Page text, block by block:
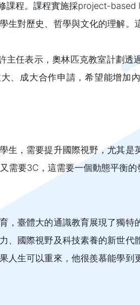
課程。課程實施採project-based
生對歷史、哲學與文化的理解。
主任表示，奧林匹克教室計劃透
、成大合作申請，希望能增加
生，需要提升國際視野，尤其是
需要3C，這需要一個動態平衡的
，臺體大的通識教育展現了獨特
、國際視野及科技素養的新世代
生可以重來，他很羨慕能學到